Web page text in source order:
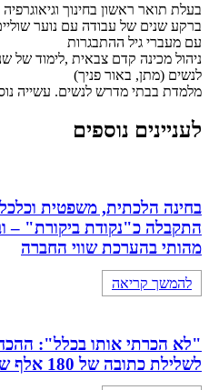
בעלת תואר ראשון בחינוך וגיאוגרפיה
ברקע שנים של עבודה עם נוער
עם מעברי גיל ההתבגרות
ניהול מכינה קדם צבאית ,לימוד של
לנשים (מתן, באור פניך)
מלמדת בבתי מדרש לנשים. עשייה
לעניינים נוספים
בחינה הלכתית, משפטית
התקבלה כ"נקודת ביקורת" –
מהותי בהערכת שווי החברה
להמשך קריאה
"לא הכרתי אותו בכלל":
לשלילת כתובה של 180 אלף שקל